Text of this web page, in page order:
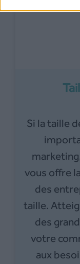
Si la taille
vous offre
des
taille.
des
votre
aux